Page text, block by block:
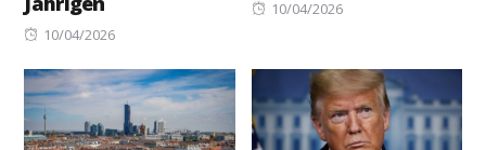
Posted
10/04/2026
Posted
10/04/2026